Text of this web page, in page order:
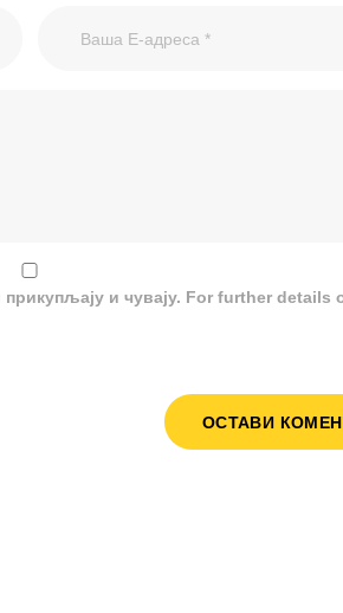
и чувају. For further details